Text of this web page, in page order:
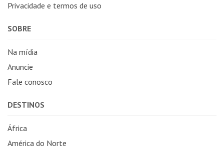
Privacidade e termos de uso
SOBRE
Na mídia
Anuncie
Fale conosco
DESTINOS
África
América do Norte